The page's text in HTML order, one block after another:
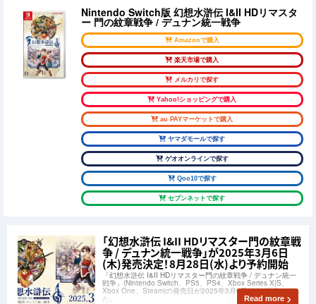
Nintendo Switch版 幻想水滸伝 I&II HDリマスタ
ー 門の紋章戦争 / デュナン統一戦争
Amazonで購入
楽天市場で購入
メルカリで探す
Yahoo!ショッピングで購入
au PAYマーケットで購入
ヤマダモールで探す
ゲオオンラインで探す
Qoo10で探す
セブンネットで探す
「幻想水滸伝 I&II HDリマスター門の紋章戦
争 / デュナン統一戦争」が2025年3月6日
(木)発売決定！8月28日(水)より予約開始
「幻想水滸伝 I&II HDリマスター門の紋章戦争 / デュナン統一
戦争」(Nintendo Switch、PS5、PS4、Xbox Series X|S、
Xbox One、Steam)の発売日が2025年3月6日(木)に決定しまし
た。 Read more